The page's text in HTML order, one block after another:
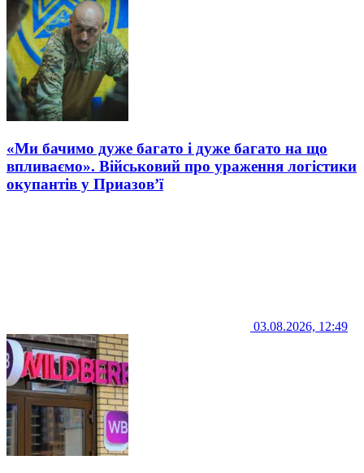
«Ми бачимо дуже багато і дуже багато на що
впливаємо». Військовий про ураження логістики
окупантів у Приазов’ї
03.08.2026, 12:49